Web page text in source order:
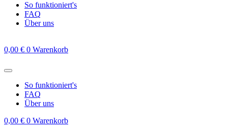
So funktioniert's
FAQ
Über uns
0,00 € 0 Warenkorb
So funktioniert's
FAQ
Über uns
0,00 € 0 Warenkorb